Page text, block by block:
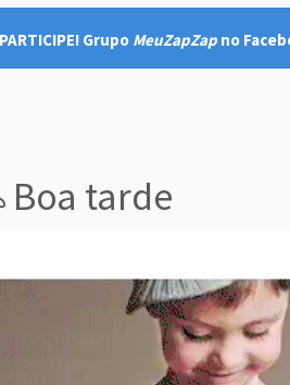
PARTICIPE! Grupo MeuZapZap no
Boa tarde